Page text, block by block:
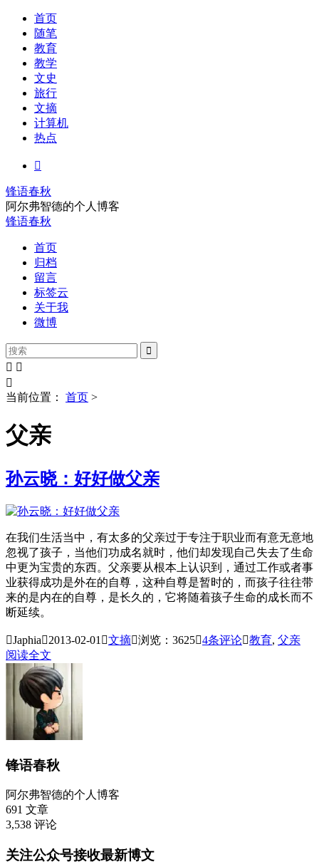
首页
随笔
教育
教学
文史
旅行
文摘
计算机
热点

锋语春秋
阿尔弗智德的个人博客
锋语春秋
首页
归档
留言
标签云
关于我
微博

 

当前位置： 首页 >
父亲
孙云晓：好好做父亲
在我们生活当中，有太多的父亲过于专注于职业而有意无意地
忽视了孩子，当他们功成名就时，他们却发现自己失去了生命
中更为宝贵的东西。父亲要从根本上认识到，通过工作或者事
业获得成功是外在的自尊，这种自尊是暂时的，而孩子往往带
来的是内在的自尊，是长久的，它将随着孩子生命的成长而不
断延续。
Japhia2013-02-01 文摘浏览：36254条评论教育, 父亲
阅读全文
锋语春秋
阿尔弗智德的个人博客
691 文章
3,538 评论
关注公众号接收最新博文